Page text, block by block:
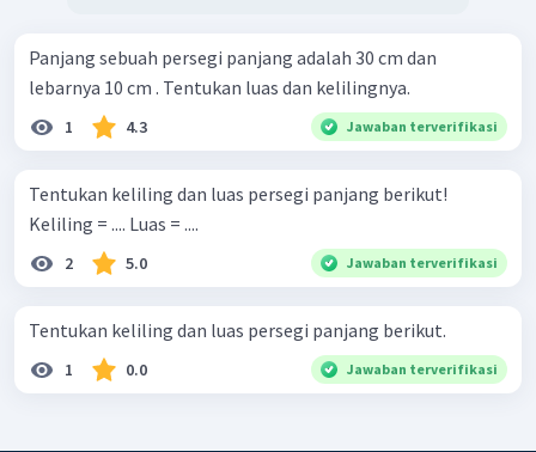
Panjang sebuah persegi panjang adalah 30 cm dan
lebarnya 10 cm . Tentukan luas dan kelilingnya.
1 4.3 Jawaban terverifikasi
Tentukan keliling dan luas persegi panjang berikut!
Keliling = .... Luas = ....
2 5.0 Jawaban terverifikasi
Tentukan keliling dan luas persegi panjang berikut.
1 0.0 Jawaban terverifikasi